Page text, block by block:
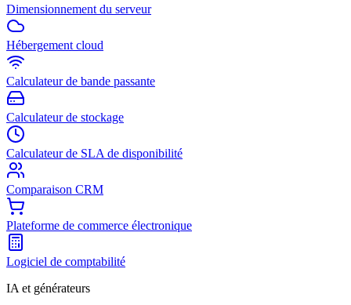
Dimensionnement du serveur
Hébergement cloud
Calculateur de bande passante
Calculateur de stockage
Calculateur de SLA de disponibilité
Comparaison CRM
Plateforme de commerce électronique
Logiciel de comptabilité
IA et générateurs